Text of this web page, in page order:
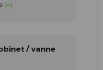
(4)
/ vanne